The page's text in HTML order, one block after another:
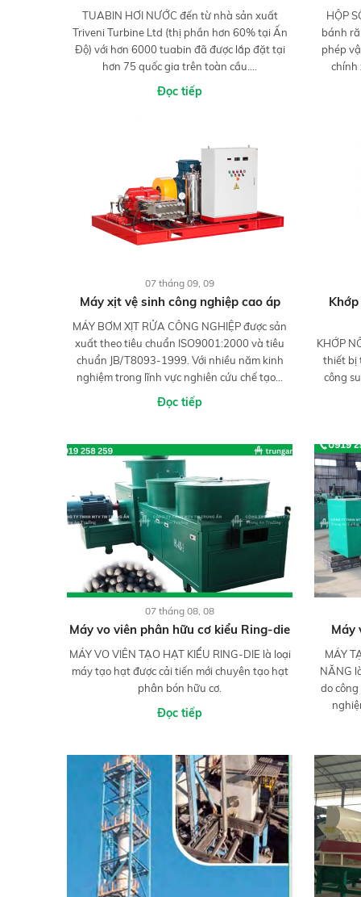
TUABIN HƠI NƯỚC đến từ nhà sản xuất
Triveni Turbine Ltd (thị phần hơn 60% tại Ấn
Độ) với hơn 6000 tuabin đã được lắp đặt tại
hơn 75 quốc gia trên toàn cầu....
Đọc tiếp
HỘP
bánh
phép
chính
07 tháng 09, 09
Máy xịt vệ sinh công nghiệp cao áp
MÁY BƠM XỊT RỬA CÔNG NGHIỆP được sản
xuất theo tiêu chuẩn ISO9001:2000 và tiêu
chuẩn JB/T8093-1999. Với nhiều năm kinh
nghiệm trong lĩnh vực nghiên cứu chế tạo...
Đọc tiếp
KHỚP
thiết bị
công
07 tháng 08, 08
Máy vo viên phân hữu cơ kiểu Ring-die
MÁY VO VIÊN TẠO HẠT KIỂU RING-DIE là loại
máy tạo hạt được cải tiến mới chuyên tạo hạt
phân bón hữu cơ.
Đọc tiếp
Máy
MÁY
NĂNG
do